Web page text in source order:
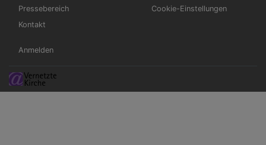
Pressebereich
Kontakt
Cookie-Einstellungen
Benutzermenü
Anmelden